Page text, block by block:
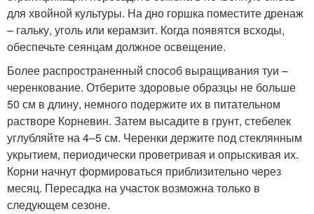
для хвойной культуры. На дно горшка поместите дренаж
– гальку, уголь или керамзит. Когда появятся всходы,
обеспечьте сеянцам должное освещение.
Более распространенный способ выращивания туи –
черенкование. Отберите здоровые образцы не больше
50 см в длину, немного подержите их в питательном
растворе Корневин. Затем высадите в грунт, стебелек
углубляйте на 4–5 см. Черенки держите под стеклянным
укрытием, периодически проветривая и опрыскивая их.
Корни начнут формироваться приблизительно через
месяц. Пересадка на участок возможна только в
следующем сезоне.